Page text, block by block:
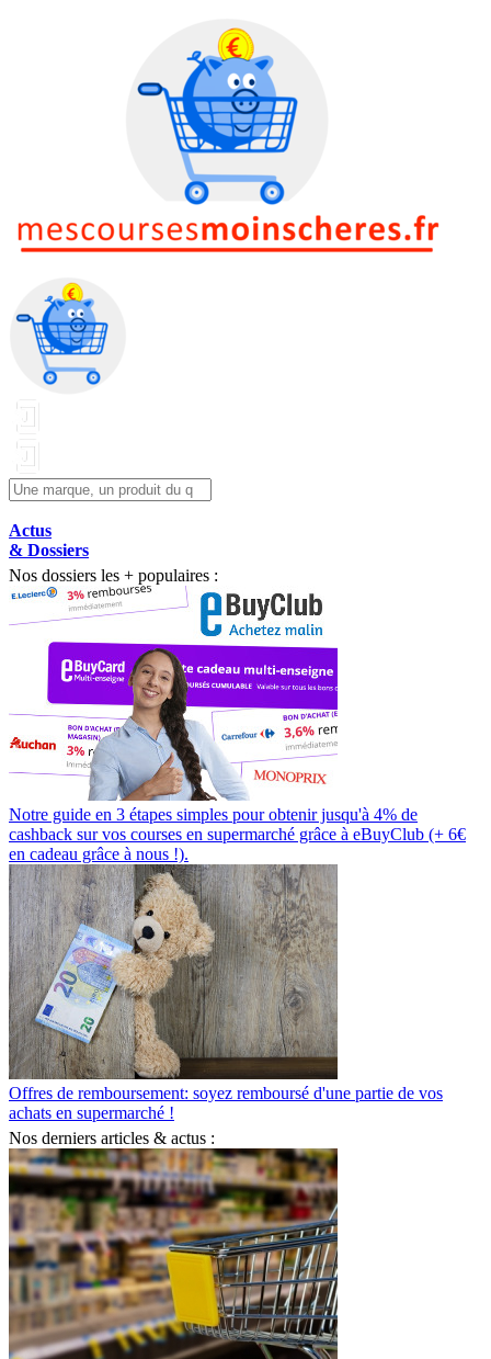
Actus
& Dossiers
Nos dossiers les + populaires :
Notre guide en 3 étapes simples pour obtenir jusqu'à 4% de
cashback sur vos courses en supermarché grâce à eBuyClub (+ 6€
en cadeau grâce à nous !).
Offres de remboursement: soyez remboursé d'une partie de vos
achats en supermarché !
Nos derniers articles & actus :